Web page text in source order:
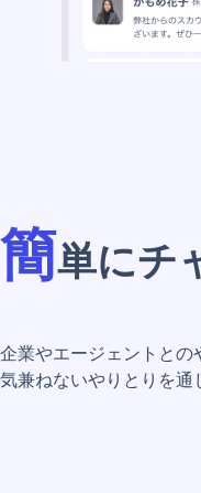
簡単にチ
企業やエージェントとの
気兼ねないやりとりを通